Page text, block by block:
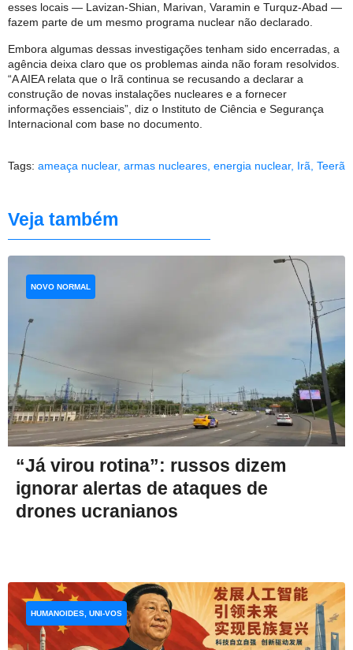
esses locais — Lavizan-Shian, Marivan, Varamin e Turquz-Abad —
fazem parte de um mesmo programa nuclear não declarado.
Embora algumas dessas investigações tenham sido encerradas, a
agência deixa claro que os problemas ainda não foram resolvidos.
“A AIEA relata que o Irã continua se recusando a declarar a
construção de novas instalações nucleares e a fornecer
informações essenciais”, diz o Instituto de Ciência e Segurança
Internacional com base no documento.
Tags: ameaça nuclear, armas nucleares energia nuclear, Irã Teerã
Veja também
“Já virou rotina”: russos dizem
ignorar alertas de ataques de
drones ucranianos
NOVO NORMAL
HUMANOIDES, UNI-VOS